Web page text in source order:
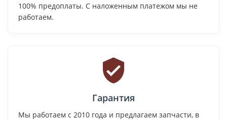
100% предоплаты. С наложенным платежом мы не
работаем.
Гарантия
Мы работаем с 2010 года и предлагаем запчасти, в